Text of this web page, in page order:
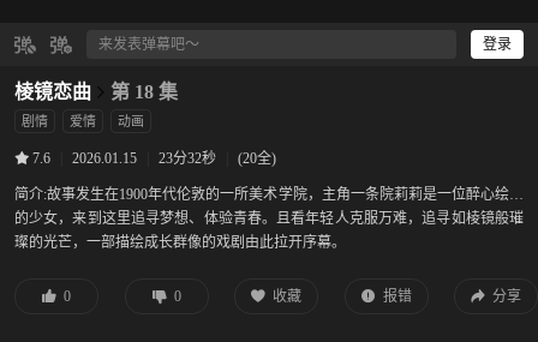
登录
棱镜恋曲 第 18 集
剧情 爱情 动画
7.6 2026.01.15 23分32秒 (20全)
简介:故事发生在1900年代伦敦的一所美术学院，主角一条院莉莉是一位醉心绘画
的少女，来到这里追寻梦想、体验青春。且看年轻人克服万难，追寻如棱镜般璀
璨的光芒，一部描绘成长群像的戏剧由此拉开序幕。
0 0 收藏 报错 分享